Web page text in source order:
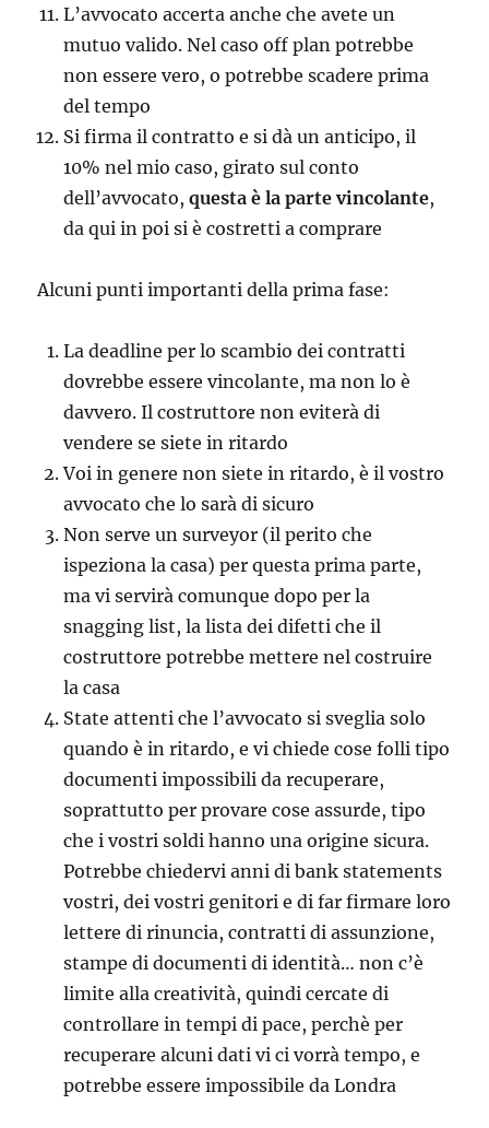
L’avvocato accerta anche che avete un
mutuo valido. Nel caso off plan potrebbe
non essere vero, o potrebbe scadere prima
del tempo
Si firma il contratto e si dà un anticipo, il
10% nel mio caso, girato sul conto
dell’avvocato,questa è la parte vincolante,
da qui in poi si è costretti a comprare
Alcuni punti importanti della prima fase:
La deadline per lo scambio dei contratti
dovrebbe essere vincolante, ma non lo è
davvero. Il costruttore non eviterà di
vendere se siete in ritardo
Voi in genere non siete in ritardo, è il vostro
avvocato che lo sarà di sicuro
Non serve un surveyor (il perito che
ispeziona la casa) per questa prima parte,
ma vi servirà comunque dopo per la
snagging list, la lista dei difetti che il
costruttore potrebbe mettere nel costruire
la casa
State attenti che l’avvocato si sveglia solo
quando è in ritardo, e vi chiede cose folli tipo
documenti impossibili da recuperare,
soprattutto per provare cose assurde, tipo
che i vostri soldi hanno una origine sicura.
Potrebbe chiedervi anni di bank statements
vostri, dei vostri genitori e di far firmare loro
lettere di rinuncia, contratti di assunzione,
stampe di documenti di identità… non c’è
limite alla creatività, quindi cercate di
controllare in tempi di pace, perchè per
recuperare alcuni dati vi ci vorrà tempo, e
potrebbe essere impossibile da Londra